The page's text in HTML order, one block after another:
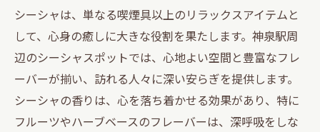
シーシャは、単なる喫煙具以上のリラックスアイテムと
して、心身の癒しに大きな役割を果たします。神泉駅周
辺のシーシャスポットでは、心地よい空間と豊富なフレ
ーバーが揃い、訪れる人々に深い安らぎを提供します。
シーシャの香りは、心を落ち着かせる効果があり、特に
フルーツやハーブベースのフレーバーは、深呼吸をしな